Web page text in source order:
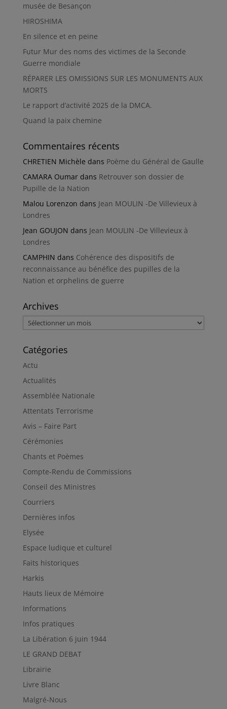
musée de Besançon
HIROSHIMA
En silence et en peine
Futur Mur des noms des victimes de la Seconde
Guerre mondiale
RÉPARER LES OMISSIONS SUR LES MONUMENTS AUX
MORTS
Le rapport d’activité 2025 de la DMCA.
Quand la paix chemine
Commentaires récents
CHRETIEN Michèle dans Poème du Général de Gaulle
CAMARA Oumardans Retrouver son dossier de
Pupille de la Nation
Malou Lorenzon dans Jean MOULIN -De Villevieux à
Londres
Jean GOUJON dans Jean MOULIN -De Villevieux à
Londres
CAMPHIN dans Cohérence des dispositifs de
reconnaissance au bénéfice des pupilles de la
Nation et orphelins de guerre
Archives
Archives
Catégories
Actu
Actualités
Assemblée Nationale
Attentats Terrorisme
Avis – Faire Part
Cérémonies
Chants et Poèmes
Compte-Rendu de Commissions
Conseil des Ministres
Courriers
Dernières infos
Elysée
Espace ludique et culturel
Faits historiques
Harkis
Hauts lieux de Mémoire
Informations
Infos pratiques
La Libération 6 juin 1944
LE GRAND DEBAT
Librairie
Livre Blanc
Malgré-Nous